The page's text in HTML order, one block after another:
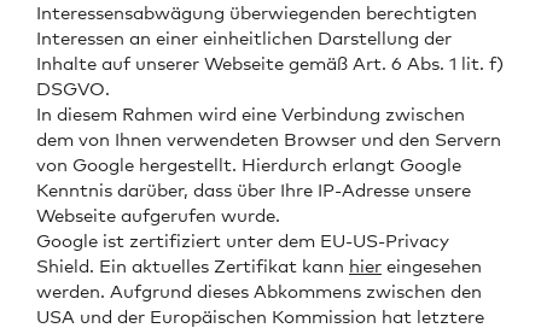
Interessensabwägung überwiegenden berechtigten
Interessen an einer einheitlichen Darstellung der
Inhalte auf unserer Webseite gemäß Art. 6 Abs. 1 lit. f)
DSGVO.
In diesem Rahmen wird eine Verbindung zwischen
dem von Ihnen verwendeten Browser und den Servern
von Google hergestellt. Hierdurch erlangt Google
Kenntnis darüber, dass über Ihre IP-Adresse unsere
Webseite aufgerufen wurde.
Google ist zertifiziert unter dem EU-US-Privacy
Shield. Ein aktuelles Zertifikat kann hier eingesehen
werden. Aufgrund dieses Abkommens zwischen den
USA und der Europäischen Kommission hat letztere